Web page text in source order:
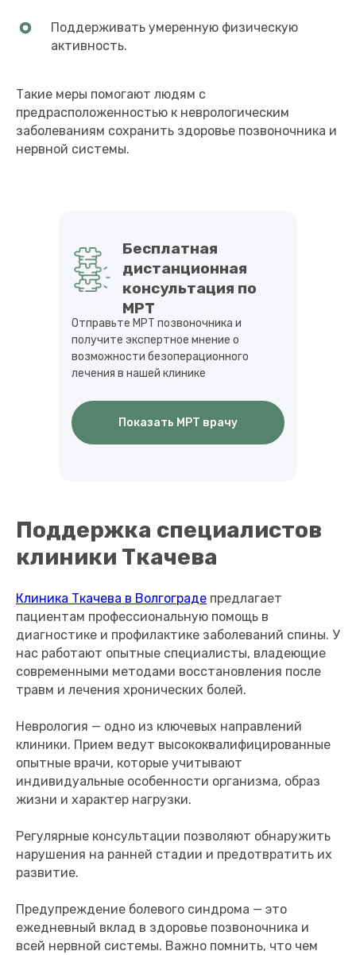
Поддерживать умеренную физическую
активность.
Такие меры помогают людям с
предрасположенностью к неврологическим
заболеваниям сохранить здоровье позвоночника и
нервной системы.
Бесплатная
дистанционная
консультация по
МРТ
Отправьте МРТ позвоночника и
получите экспертное мнение о
возможности безоперационного
лечения в нашей клинике
Показать МРТ врачу
Поддержка специалистов
клиники Ткачева
Клиника Ткачева в Волгограде предлагает
пациентам профессиональную помощь в
диагностике и профилактике заболеваний спины. У
нас работают опытные специалисты, владеющие
современными методами восстановления после
травм и лечения хронических болей.
Неврология — одно из ключевых направлений
клиники. Прием ведут высококвалифицированные
опытные врачи, которые учитывают
индивидуальные особенности организма, образ
жизни и характер нагрузки.
Регулярные консультации позволяют обнаружить
нарушения на ранней стадии и предотвратить их
развитие.
Предупреждение болевого синдрома — это
ежедневный вклад в здоровье позвоночника и
всей нервной системы. Важно помнить, что чем